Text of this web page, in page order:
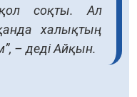
соқты. Ал
халықтың
– деді Айқын.